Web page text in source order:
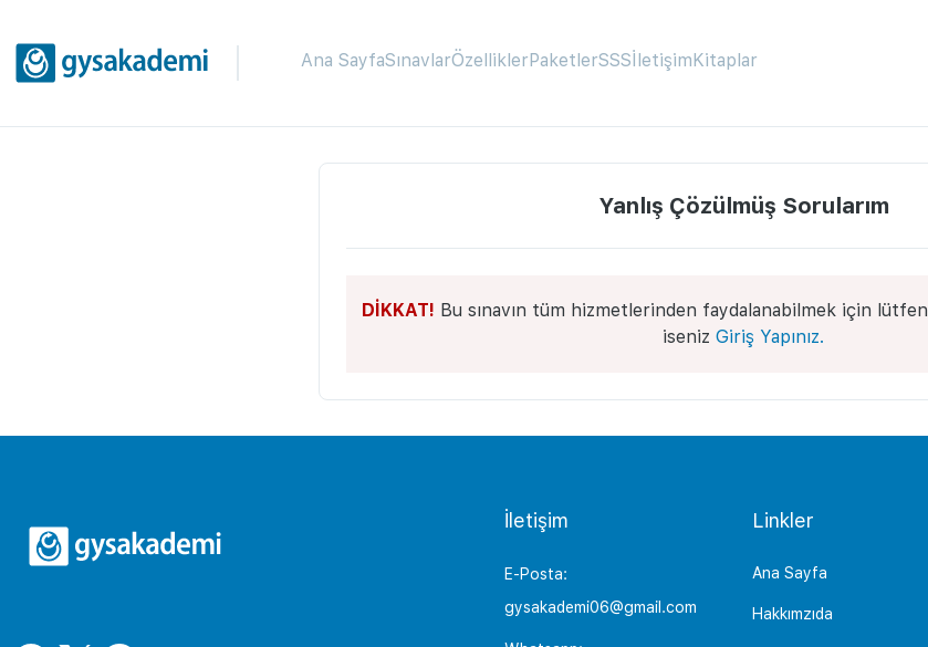
Ana SayfaSınavlarÖzelliklerPaketlerSSSİletişimKitaplar
Yanlış Çözülmüş Sorularım
DİKKAT! Bu sınavın tüm hizmetlerinden faydalanabilmek için lütfen
iseniz Giriş Yapınız.
İletişim
E-Posta:
gysakademi06@gmail.com
Linkler
Ana Sayfa
Hakkımzıda